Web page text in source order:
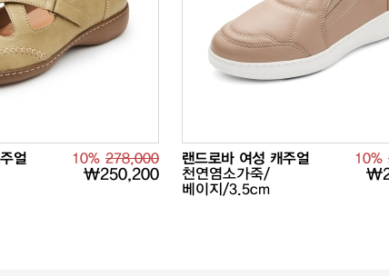
얼
10% 278,000
₩250,200
랜드로바 여성 캐주얼
천연염소가죽/
베이지/3.5cm
10%